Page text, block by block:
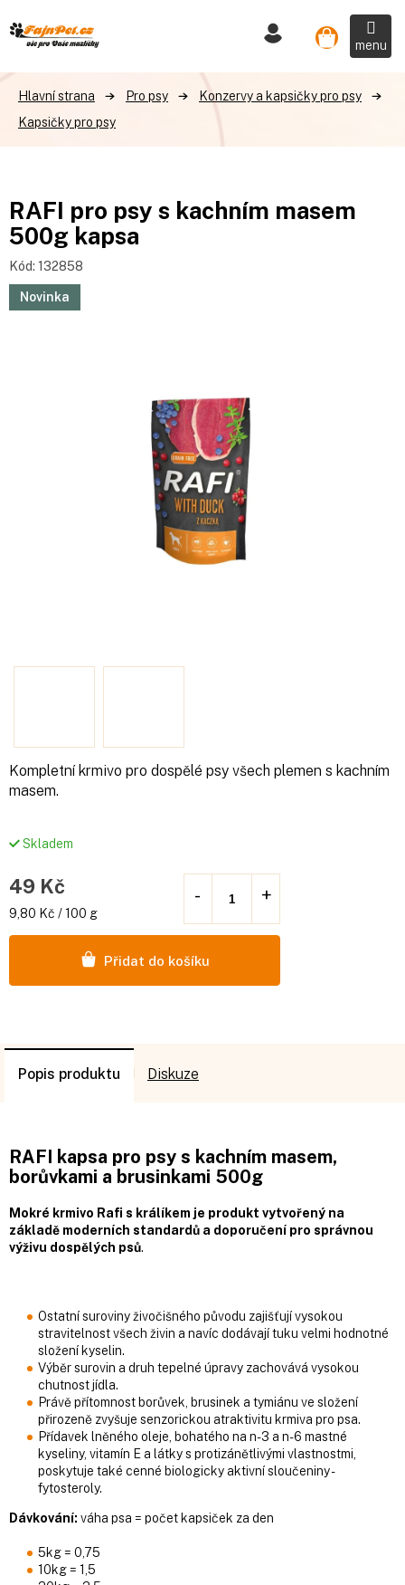
na
obsah
Nákupní
košík
Pro psy
Konzervy a kapsičky pro psy
Kapsičky pro psy
RAFI pro psy s kachním masem
500g kapsa
Kód: 132858
Novinka
Skladem
49 Kč
Měrná
9,80 Kč / 100 g
Přidat do košíku
Kompletní krmivo pro dospělé psy všech plemen s kachním
masem.
Popis Diskuze
RAFI kapsa pro psy s kachním masem,
borůvkami a brusinkami 500g
Mokré krmivo Rafi s králíkem je produkt vytvořený na
základě moderních standardů a doporučení pro správnou
výživu dospělých psů.
Ostatní suroviny živočišného původu zajišťují vysokou
stravitelnost všech živin a navíc dodávají tuku velmi hodnotné
složení kyselin.
Výběr surovin a druh tepelné úpravy zachovává vysokou
chutnost jídla.
Právě přítomnost borůvek, brusinek a tymiánu ve složení
přirozeně zvyšuje senzorickou atraktivitu krmiva pro psa.
Přídavek lněného oleje, bohatého na n-3 a n-6 mastné
kyseliny, vitamín E a látky s protizánětlivými vlastnostmi,
poskytuje také cenné biologicky aktivní sloučeniny -
fytosteroly.
Dávkování: váha psa = počet kapsiček za den
5kg = 0,75
10kg = 1,5